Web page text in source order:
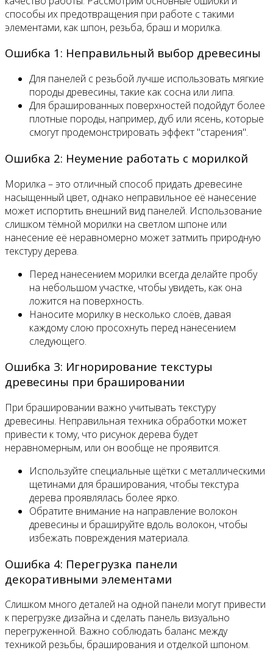
способы их предотвращения при работе с такими
элементами, как шпон, резьба, браш и морилка.
Ошибка 1: Неправильный выбор древесины
Для панелей с резьбой лучше использовать мягкие
породы древесины, такие как сосна или липа.
Для брашированных поверхностей подойдут более
плотные породы, например, дуб или ясень, которые
смогут продемонстрировать эффект "старения".
Ошибка 2: Неумение работать с морилкой
Морилка – это отличный способ придать древесине
насыщенный цвет, однако неправильное её нанесение
может испортить внешний вид панелей. Использование
слишком тёмной морилки на светлом шпоне или
нанесение её неравномерно может затмить природную
текстуру дерева.
Перед нанесением морилки всегда делайте пробу
на небольшом участке, чтобы увидеть, как она
ложится на поверхность.
Наносите морилку в несколько слоёв, давая
каждому слою просохнуть перед нанесением
следующего.
Ошибка 3: Игнорирование текстуры
древесины при брашировании
При брашировании важно учитывать текстуру
древесины. Неправильная техника обработки может
привести к тому, что рисунок дерева будет
неравномерным, или он вообще не проявится.
Используйте специальные щётки с металлическими
щетинами для браширования, чтобы текстура
дерева проявлялась более ярко.
Обратите внимание на направление волокон
древесины и брашируйте вдоль волокон, чтобы
избежать повреждения материала.
Ошибка 4: Перегрузка панели
декоративными элементами
Слишком много деталей на одной панели могут привести
к перегрузке дизайна и сделать панель визуально
перегруженной. Важно соблюдать баланс между
техникой резьбы, браширования и отделкой шпоном.